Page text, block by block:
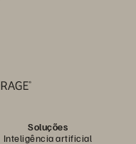
Soluções
Inteligência artificial